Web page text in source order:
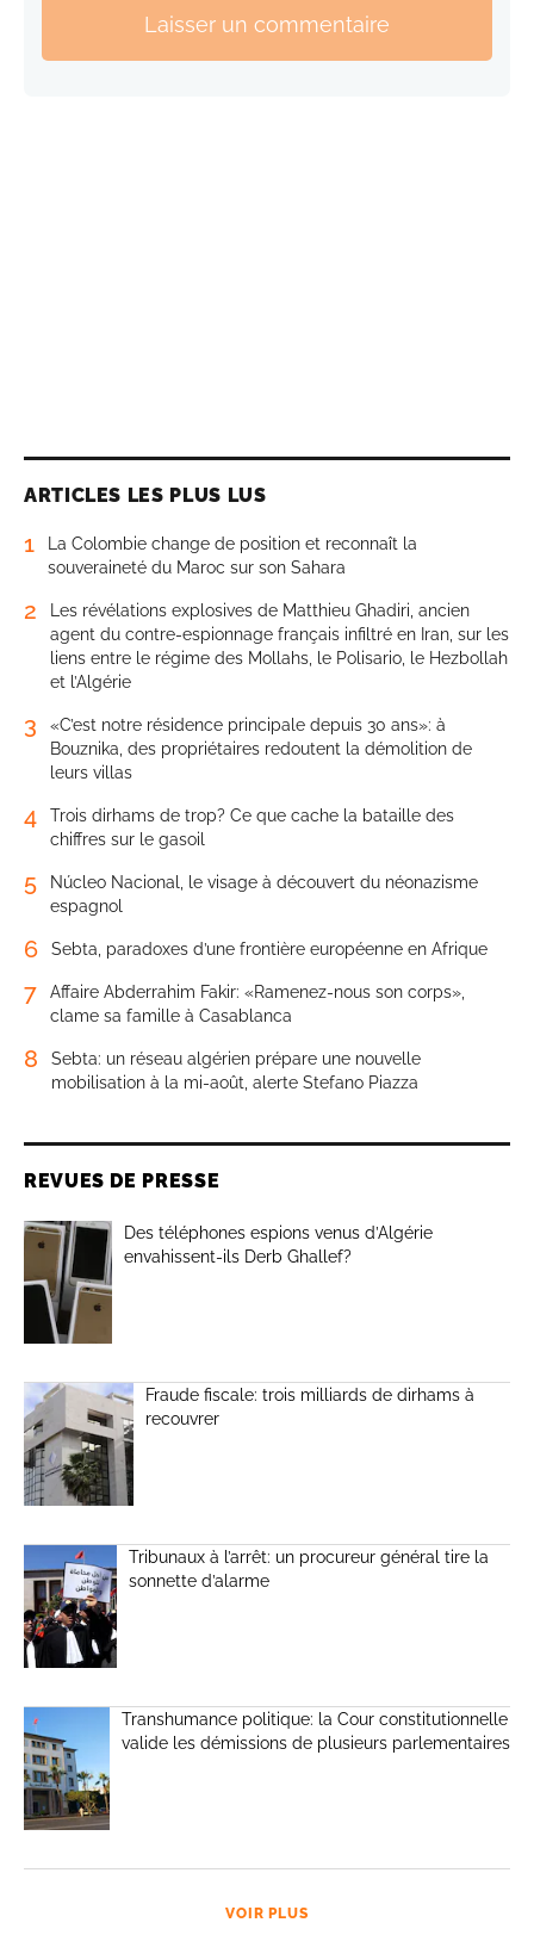
Laisser un commentaire
ARTICLES LES PLUS LUS
1
La Colombie change de position et reconnaît la
souveraineté du Maroc sur son Sahara
2
Les révélations explosives de Matthieu Ghadiri, ancien
agent du contre-espionnage français infiltré en Iran, sur les
liens entre le régime des Mollahs, le Polisario, le Hezbollah
et l’Algérie
3
«C’est notre résidence principale depuis 30 ans»: à
Bouznika, des propriétaires redoutent la démolition de
leurs villas
4
Trois dirhams de trop? Ce que cache la bataille des
chiffres sur le gasoil
5
Núcleo Nacional, le visage à découvert du néonazisme
espagnol
6 Sebta, paradoxes d’une frontière européenne en Afrique
7
Affaire Abderrahim Fakir: «Ramenez-nous son corps»,
clame sa famille à Casablanca
8
Sebta: un réseau algérien prépare une nouvelle
mobilisation à la mi-août, alerte Stefano Piazza
REVUES DE PRESSE
Des téléphones espions venus d’Algérie
envahissent-ils Derb Ghallef?
Fraude fiscale: trois milliards de dirhams à
recouvrer
Tribunaux à l’arrêt: un procureur général tire la
sonnette d’alarme
Transhumance politique: la Cour constitutionnelle
valide les démissions de plusieurs parlementaires
VOIR PLUS